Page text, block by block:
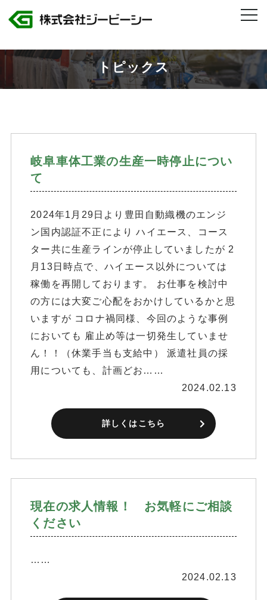
株式会社ジービーシー 岐阜県・愛知県のトヨタグループ製造人材派遣
>2024年>2月
トピックス
岐阜車体工業の生産一時停止につい
て
2024年1月29日より豊田自動織機のエンジ
ン国内認証不正により ハイエース、コース
ター共に生産ラインが停止していましたが 2
月13日時点で、ハイエース以外については
稼働を再開しております。 お仕事を検討中
の方には大変ご心配をおかけしているかと思
いますが コロナ禍同様、今回のような事例
においても 雇止め等は一切発生していませ
ん！！（休業手当も支給中） 派遣社員の採
用についても、計画どお……
2024.02.13
詳しくはこちら
現在の求人情報！ お気軽にご相談
ください
……
2024.02.13